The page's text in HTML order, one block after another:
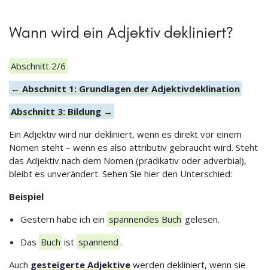
Wann wird ein Adjektiv dekliniert?
Abschnitt 2/6
← Abschnitt 1: Grundlagen der Adjektivdeklination
Abschnitt 3: Bildung →
Ein Adjektiv wird nur dekliniert, wenn es direkt vor einem
Nomen steht – wenn es also attributiv gebraucht wird. Steht
das Adjektiv nach dem Nomen (prädikativ oder adverbial),
bleibt es unverändert. Sehen Sie hier den Unterschied:
Beispiel
Gestern habe ich ein spannendes Buch gelesen.
Das Buch ist spannend .
Auch gesteigerte Adjektive werden dekliniert, wenn sie